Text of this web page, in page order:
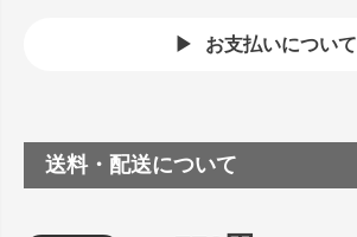
お支払いについて
送料・配送について